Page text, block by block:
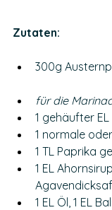
Zutaten:
300g
für die
1 gehäufter
1 normale
1 TL Paprika
1 EL
1 EL Öl, 1 EL